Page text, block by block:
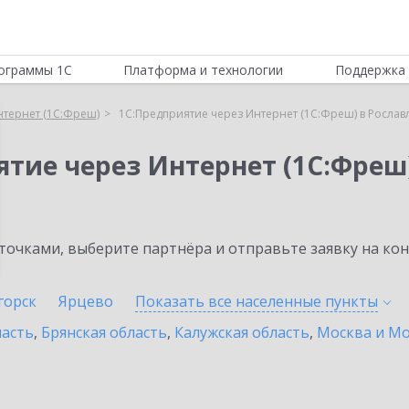
1С Платформа и технологии Поддержка
(1С:Фреш) 1С:Предприятие через Интернет (1С:Фреш) в
через Интернет
выберите партнёра и отправьте заявку на
Ярцево Показать все населенные пункты
, Брянская область, Калужская область, Москва и